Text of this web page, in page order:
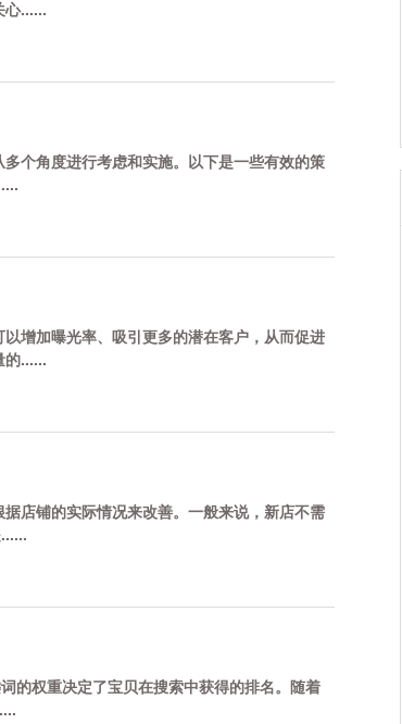
心......
个角度进行考虑和实施。以下是一些有效的策
增加曝光率、吸引更多的潜在客户，从而促进
的......
店铺的实际情况来改善。一般来说，新店不需
的权重决定了宝贝在搜索中获得的排名。随着